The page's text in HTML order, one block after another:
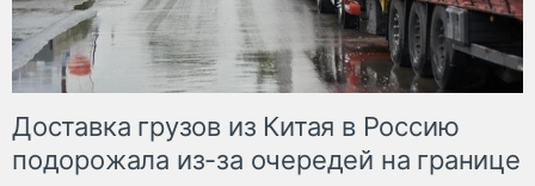
Доставка грузов из Китая в Россию
подорожала из-за очередей на границе